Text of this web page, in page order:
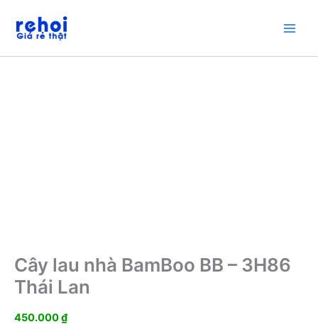
dung
Cây lau nhà BamBoo BB – 3H86
Thái Lan
450.000₫